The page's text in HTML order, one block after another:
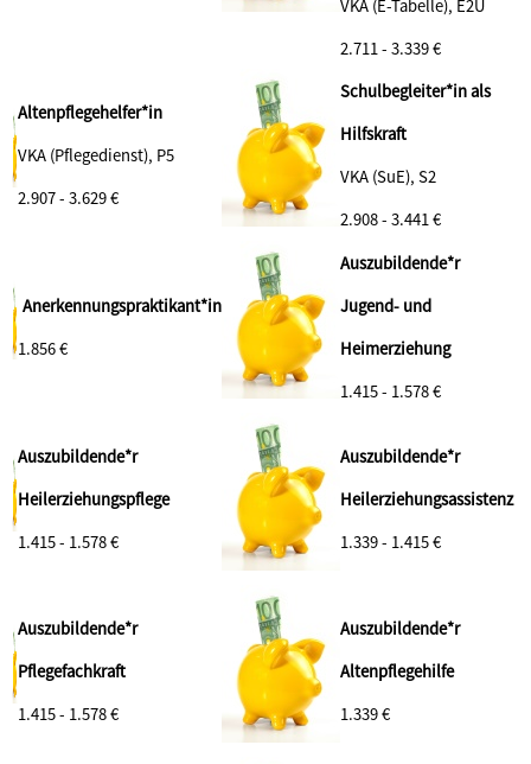
VKA (E-Tabelle), E2Ü
2.711 - 3.339 €
Altenpflegehelfer*in
VKA (Pflegedienst), P5
2.907 - 3.629 €
Schulbegleiter*in als
Hilfskraft
VKA (SuE), S2
2.908 - 3.441 €
Anerkennungspraktikant*in
1.856 €
Auszubildende*r
Jugend- und
Heimerziehung
1.415 - 1.578 €
Auszubildende*r
Heilerziehungspflege
1.415 - 1.578 €
Auszubildende*r
Heilerziehungsassistenz
1.339 - 1.415 €
Auszubildende*r
Pflegefachkraft
1.415 - 1.578 €
Auszubildende*r
Altenpflegehilfe
1.339 €